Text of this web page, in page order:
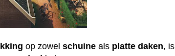
op zowelschuine als platte daken, is